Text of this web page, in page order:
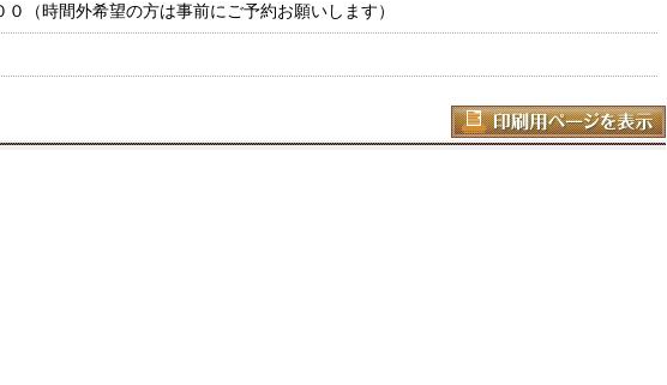
０（時間外希望の方は事前にご予約お願いします）